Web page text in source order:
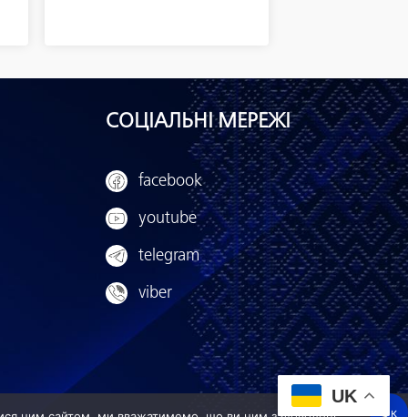
СОЦІАЛЬНІ МЕРЕЖІ
facebook
youtube
telegram
viber
UK
Ок